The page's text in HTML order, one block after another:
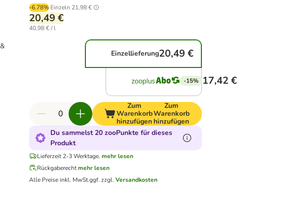
-6.78% Einzeln 21,98 €
20,49 €
40,98 € / l
Einzellieferung20,49 €
-15% 17,42 €
Zum
Warenkorb
hinzufügen
Zum
Warenkorb
hinzufügen
Du sammelst 20 zooPunkte für dieses
Produkt
Lieferzeit 2-3 Werktage. mehr lesen
Rückgaberecht mehr lesen
Alle Preise inkl. MwSt.ggf. zzgl. Versandkosten